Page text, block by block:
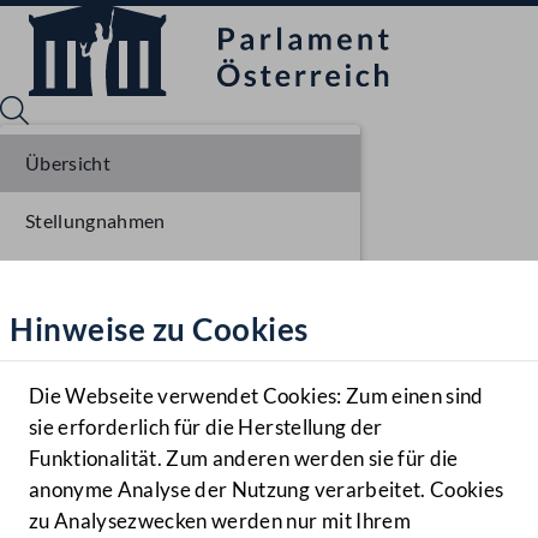
Hilfe
Benutzer
Navigationsmenü öffnen
MENÜ
Hinweise zu Cookies
Die Webseite verwendet Cookies: Zum einen sind
sie erforderlich für die Herstellung der
Funktionalität. Zum anderen werden sie für die
anonyme Analyse der Nutzung verarbeitet. Cookies
zu Analysezwecken werden nur mit Ihrem
Übersicht
Stellungnahmen
Einlangen NR
Ausschussberatungen NR
Plenarberatungen NR
Einlangen BR